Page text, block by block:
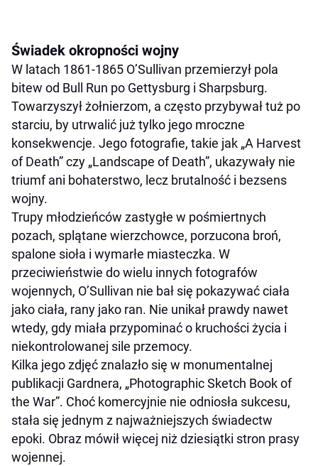
Świadek okropności wojny
W latach 1861-1865 O’Sullivan przemierzył pola
bitew od Bull Run po Gettysburg i Sharpsburg.
Towarzyszył żołnierzom, a często przybywał tuż po
starciu, by utrwalić już tylko jego mroczne
konsekwencje. Jego fotografie, takie jak „A Harvest
of Death” czy „Landscape of Death”, ukazywały nie
triumf ani bohaterstwo, lecz brutalność i bezsens
wojny.
Trupy młodzieńców zastygłe w pośmiertnych
pozach, splątane wierzchowce, porzucona broń,
spalone sioła i wymarłe miasteczka. W
przeciwieństwie do wielu innych fotografów
wojennych, O’Sullivan nie bał się pokazywać ciała
jako ciała, rany jako ran. Nie unikał prawdy nawet
wtedy, gdy miała przypominać o kruchości życia i
niekontrolowanej sile przemocy.
Kilka jego zdjęć znalazło się w monumentalnej
publikacji Gardnera, „Photographic Sketch Book of
the War”. Choć komercyjnie nie odniosła sukcesu,
stała się jednym z najważniejszych świadectw
epoki. Obraz mówił więcej niż dziesiątki stron prasy
wojennej.